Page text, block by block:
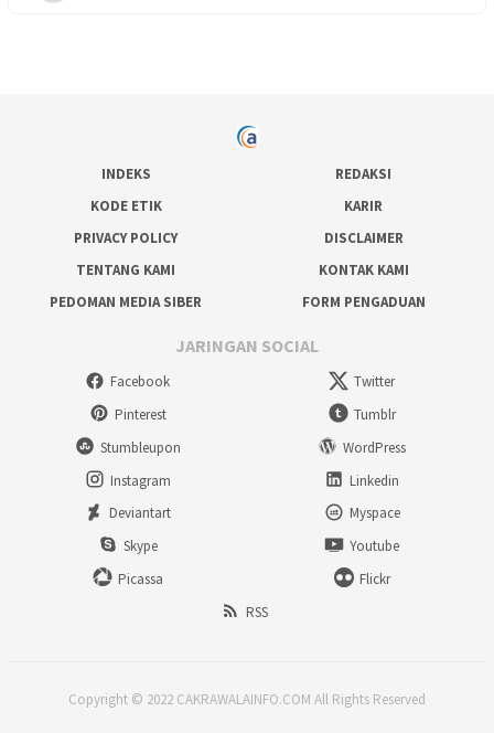
INDEKS
REDAKSI
KODE ETIK
KARIR
PRIVACY POLICY
DISCLAIMER
TENTANG KAMI
KONTAK KAMI
PEDOMAN MEDIA SIBER
FORM PENGADUAN
JARINGAN SOCIAL
Facebook
Twitter
Pinterest
Tumblr
Stumbleupon
WordPress
Instagram
Linkedin
Deviantart
Myspace
Skype
Youtube
Picassa
Flickr
RSS
Copyright © 2022 CAKRAWALAINFO.COM All Rights Reserved